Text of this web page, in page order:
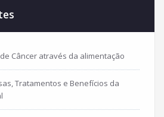
Câncer através da alimentação
Tratamentos e Benefícios da